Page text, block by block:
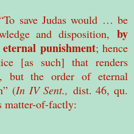
save Judas would … be
and disposition, by
punishment; hence
[as such] that renders
but the order of eternal
(In IV Sent., dist. 46, qu.
matter-of-factly: